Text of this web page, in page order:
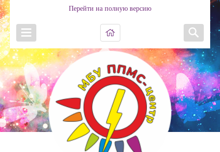
Перейти на полную версию